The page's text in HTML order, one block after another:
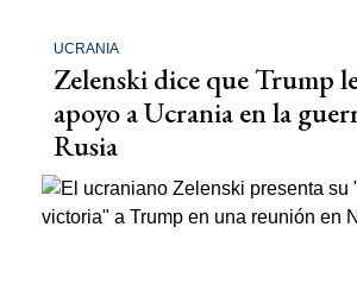
UCRANIA
Zelenski dice que Trump
apoyo a Ucrania en la
Rusia